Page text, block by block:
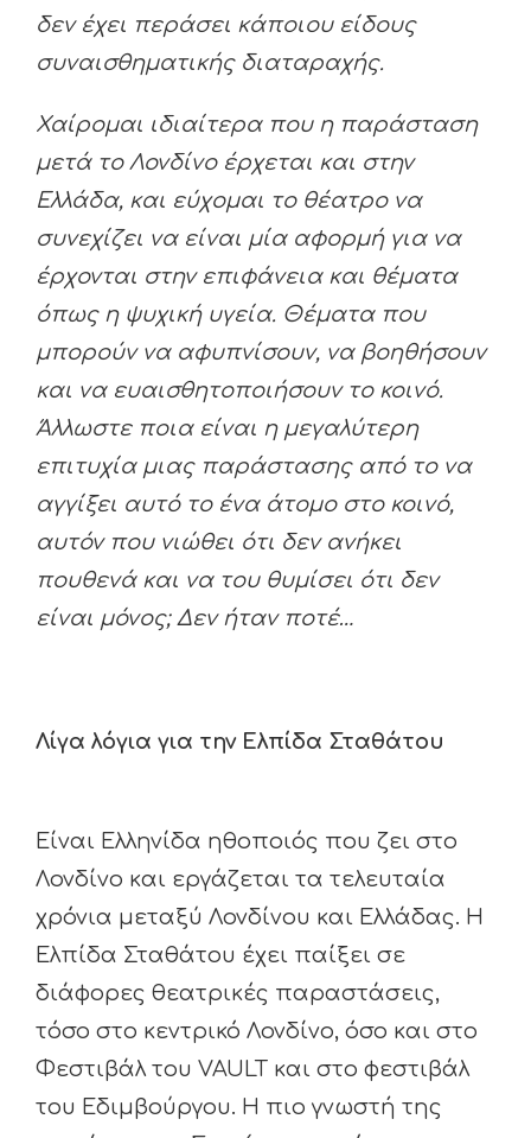
δεν έχει περάσει κάποιου είδους
συναισθηματικής διαταραχής.
Χαίρομαι ιδιαίτερα που η παράσταση
μετά το Λονδίνο έρχεται και στην
Ελλάδα, και εύχομαι το θέατρο να
συνεχίζει να είναι μία αφορμή για να
έρχονται στην επιφάνεια και θέματα
όπως η ψυχική υγεία. Θέματα που
μπορούν να αφυπνίσουν, να βοηθήσουν
και να ευαισθητοποιήσουν το κοινό.
Άλλωστε ποια είναι η μεγαλύτερη
επιτυχία μιας παράστασης από το να
αγγίξει αυτό το ένα άτομο στο κοινό,
αυτόν που νιώθει ότι δεν ανήκει
πουθενά και να του θυμίσει ότι δεν
είναι μόνος; Δεν ήταν ποτέ…
Λίγα λόγια για την Ελπίδα Σταθάτου
Είναι Ελληνίδα ηθοποιός που ζει στο
Λονδίνο και εργάζεται τα τελευταία
χρόνια μεταξύ Λονδίνου και Ελλάδας. Η
Ελπίδα Σταθάτου έχει παίξει σε
διάφορες θεατρικές παραστάσεις,
τόσο στο κεντρικό Λονδίνο, όσο και στο
Φεστιβάλ του VAULT και στο φεστιβάλ
του Εδιμβούργου. Η πιο γνωστή της